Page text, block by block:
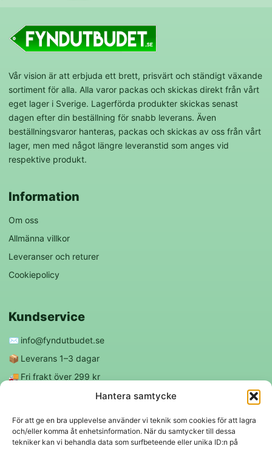
Hantera samtycke
För att ge en bra upplevelse använder vi teknik som cookies för att lagra
och/eller komma åt enhetsinformation. När du samtycker till dessa
tekniker kan vi behandla data som surfbeteende eller unika ID:n på
Vår vision är att erbjuda ett brett, prisvärt och ständigt växande
sortiment för alla. Alla varor packas och skickas direkt från vårt
eget lager i Sverige. Lagerförda produkter skickas senast
dagen efter din beställning för snabb leverans. Även
beställningsvaror hanteras, packas och skickas av oss från vårt
lager, men med något längre leveranstid som anges vid
respektive produkt.
Information
Om oss
Allmänna villkor
Leveranser och returer
Cookiepolicy
Kundservice
✉️ info@fyndutbudet.se
📦 Leverans 1–3 dagar
🚚 Fri frakt över 299 kr
Följ oss